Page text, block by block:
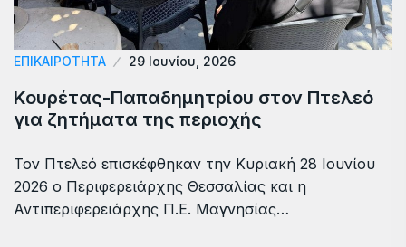
ΕΠΙΚΑΙΡΟΤΗΤΑ 29 Ιουνίου, 2026
Κουρέτας-Παπαδημητρίου στον Πτελεό
για ζητήματα της περιοχής
Τον Πτελεό επισκέφθηκαν την Κυριακή 28 Ιουνίου
2026 ο Περιφερειάρχης Θεσσαλίας και η
Αντιπεριφερειάρχης Π.Ε. Μαγνησίας…